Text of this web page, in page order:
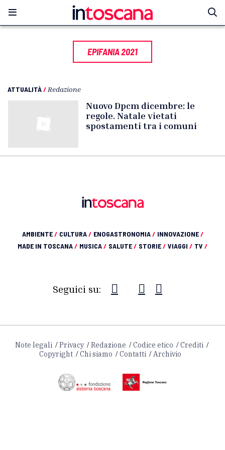
EPIFANIA 2021
ATTUALITÀ/ Redazione
Nuovo Dpcm dicembre: le
regole. Natale vietati
spostamenti tra i comuni
AMBIENTE/ CULTURA/ ENOGASTRONOMIA/ INNOVAZIONE/
MADE IN TOSCANA/ MUSICA/ SALUTE/ STORIE/ VIAGGI / TV /
Seguici su:
Note legali Privacy Redazione Codice etico
Crediti
Copyright
Chi siamo Contatti Archivio